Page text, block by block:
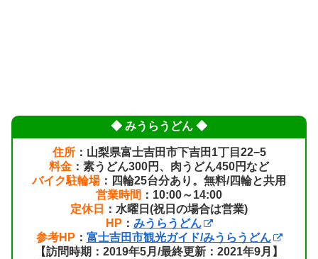
◆ みうらうどん ◆
住所：山梨県富士吉田市下吉田1丁目22−5
料金 ：素うどん300円、肉うどん450円など
バイク駐輪場：四輪25台分あり。無料/四輪と共用
営業時間 ：10:00～14:00
定休日
：水曜日(祝日の場合は営業)
HP ： みうらうどん
参考HP ： 富士吉田市観光ガイド/みうらうどん
【訪問時期：2019年5月/最終更新：2021年9月】